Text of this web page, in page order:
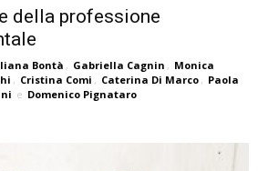
della professione
Bontà , Gabriella Cagnin , Monica
, Cristina Comi , Caterina Di Marco , Paola
e Domenico Pignataro